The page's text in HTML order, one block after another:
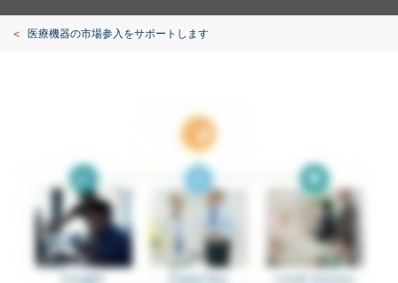
医療機器の市場参入をサポートします